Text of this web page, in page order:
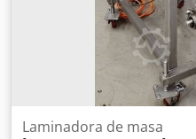
cremallera - Tope de
emergencia - Conforme a la
Laminadora de masa